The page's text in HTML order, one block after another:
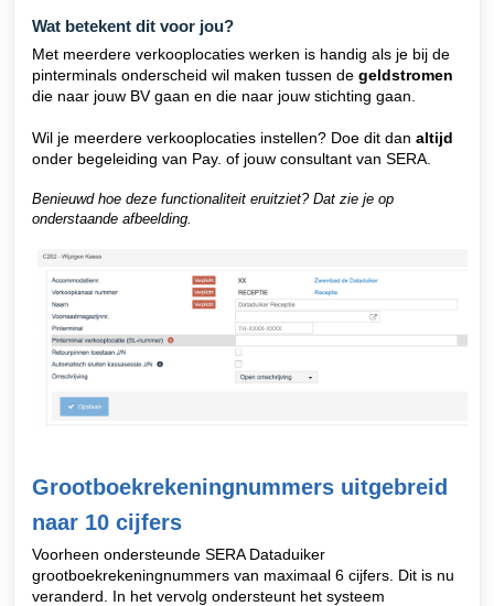
Wat betekent dit voor jou?
Met meerdere verkooplocaties werken is handig als je bij de
pinterminals onderscheid wil maken tussen de geldstromen
die naar jouw BV gaan en die naar jouw stichting gaan.
Wil je meerdere verkooplocaties instellen? Doe dit dan altijd
onder begeleiding van Pay. of jouw consultant van SERA.
Benieuwd hoe deze functionaliteit eruitziet? Dat zie je op
onderstaande afbeelding.
Grootboekrekeningnummers uitgebreid
naar 10 cijfers
Voorheen ondersteunde SERA Dataduiker
grootboekrekeningnummers van maximaal 6 cijfers. Dit is nu
veranderd. In het vervolg ondersteunt het systeem